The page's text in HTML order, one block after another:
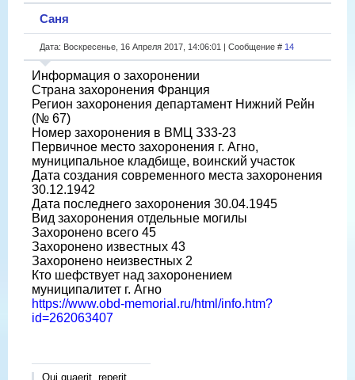
Саня
Дата: Воскресенье, 16 Апреля 2017, 14:06:01 | Сообщение # 14
Информация о захоронении
Страна захоронения Франция
Регион захоронения департамент Нижний Рейн
(№ 67)
Номер захоронения в ВМЦ З33-23
Первичное место захоронения г. Агно,
муниципальное кладбище, воинский участок
Дата создания современного места захоронения
30.12.1942
Дата последнего захоронения 30.04.1945
Вид захоронения отдельные могилы
Захоронено всего 45
Захоронено известных 43
Захоронено неизвестных 2
Кто шефствует над захоронением
муниципалитет г. Агно
https://www.obd-memorial.ru/html/info.htm?
id=262063407
Qui quaerit, reperit